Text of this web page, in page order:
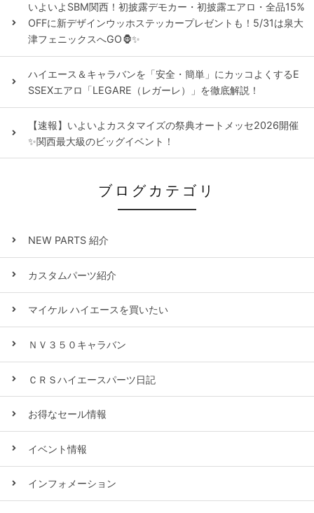
いよいよSBM関西！初披露デモカー・初披露エアロ・全品15%
OFFに新デザインウッホステッカープレゼントも！5/31は泉大
津フェニックスへGO🦍✨
ハイエース＆キャラバンを「安全・簡単」にカッコよくするE
SSEXエアロ「LEGARE（レガーレ）」を徹底解説！
【速報】いよいよカスタマイズの祭典オートメッセ2026開催
✨関西最大級のビッグイベント！
ブログカテゴリ
NEW PARTS 紹介
カスタムパーツ紹介
マイケル ハイエースを買いたい
ＮＶ３５０キャラバン
ＣＲＳハイエースパーツ日記
お得なセール情報
イベント情報
インフォメーション